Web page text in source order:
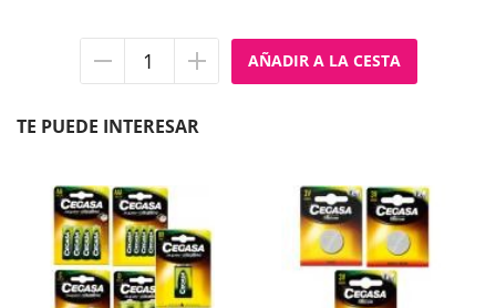
TE PUEDE INTERESAR